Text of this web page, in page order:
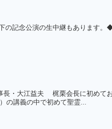
記念公演の生中継もあります
・大江益夫 梶栗会長に初めて
の講義の中で初めて聖霊...